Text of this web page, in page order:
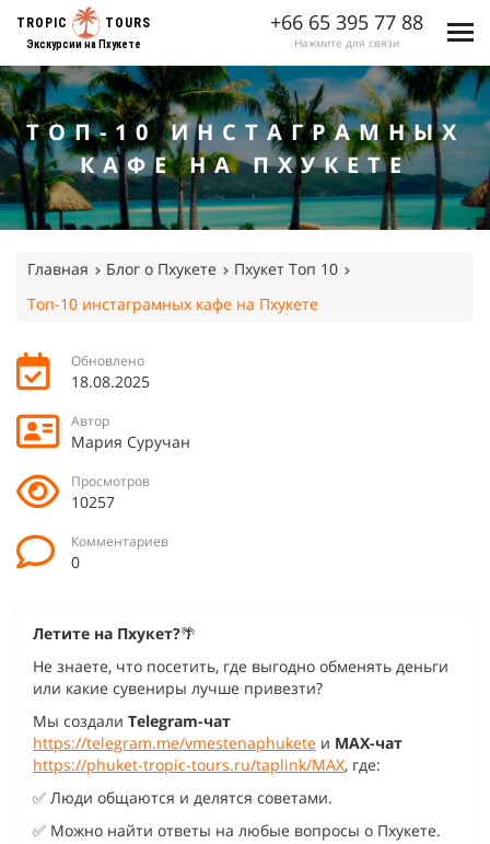
TROPIC TOURS
Экскурсии на Пхукете
+66 65 395 77 88
Нажмите для связи
ТОП-10 ИНСТАГРАМНЫХ
КАФЕ НА ПХУКЕТЕ
Главная Блог о Пхукете
Пхукет Топ 10
Топ-10 инстаграмных кафе на Пхукете
Обновлено
18.08.2025
Автор
Мария Суручан
Просмотров
10257
Комментариев
0
Летите на Пхукет?🌴
Не знаете, что посетить, где выгодно обменять деньги
или какие сувениры лучше привезти?
Мы создали Telegram-чат
https://telegram.me/vmestenaphukete и MAX-чат
https://phuket-tropic-tours.ru/taplink/MAX, где:
✅ Люди общаются и делятся советами.
✅ Можно найти ответы на любые вопросы о Пхукете.